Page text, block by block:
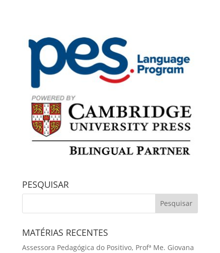
PESQUISAR
MATÉRIAS RECENTES
Assessora Pedagógica do Positivo, Profª Me. Giovana